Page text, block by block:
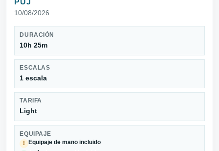
PUJ
10/08/2026
DURACIÓN
10h 25m
ESCALAS
1 escala
TARIFA
Light
EQUIPAJE
!
Equipaje de mano incluido